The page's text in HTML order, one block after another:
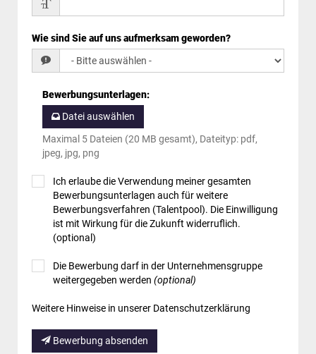
Wie sind Sie auf uns aufmerksam geworden?
Bewerbungsunterlagen:
Datei auswählen
Maximal 5 Dateien (20 MB gesamt), Dateityp: pdf,
jpeg, jpg, png
Ich erlaube die Verwendung meiner gesamten
Bewerbungsunterlagen auch für weitere
Bewerbungsverfahren (Talentpool). Die Einwilligung
ist mit Wirkung für die Zukunft widerruflich.
(optional)
Die Bewerbung darf in der Unternehmensgruppe
weitergegeben werden (optional)
Weitere Hinweise in unserer Datenschutzerklärung
Bewerbung absenden